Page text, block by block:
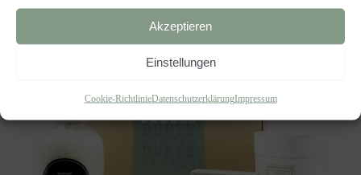
Akzeptieren
Einstellungen
Cookie-RichtlinieDatenschutzerklärungImpressum